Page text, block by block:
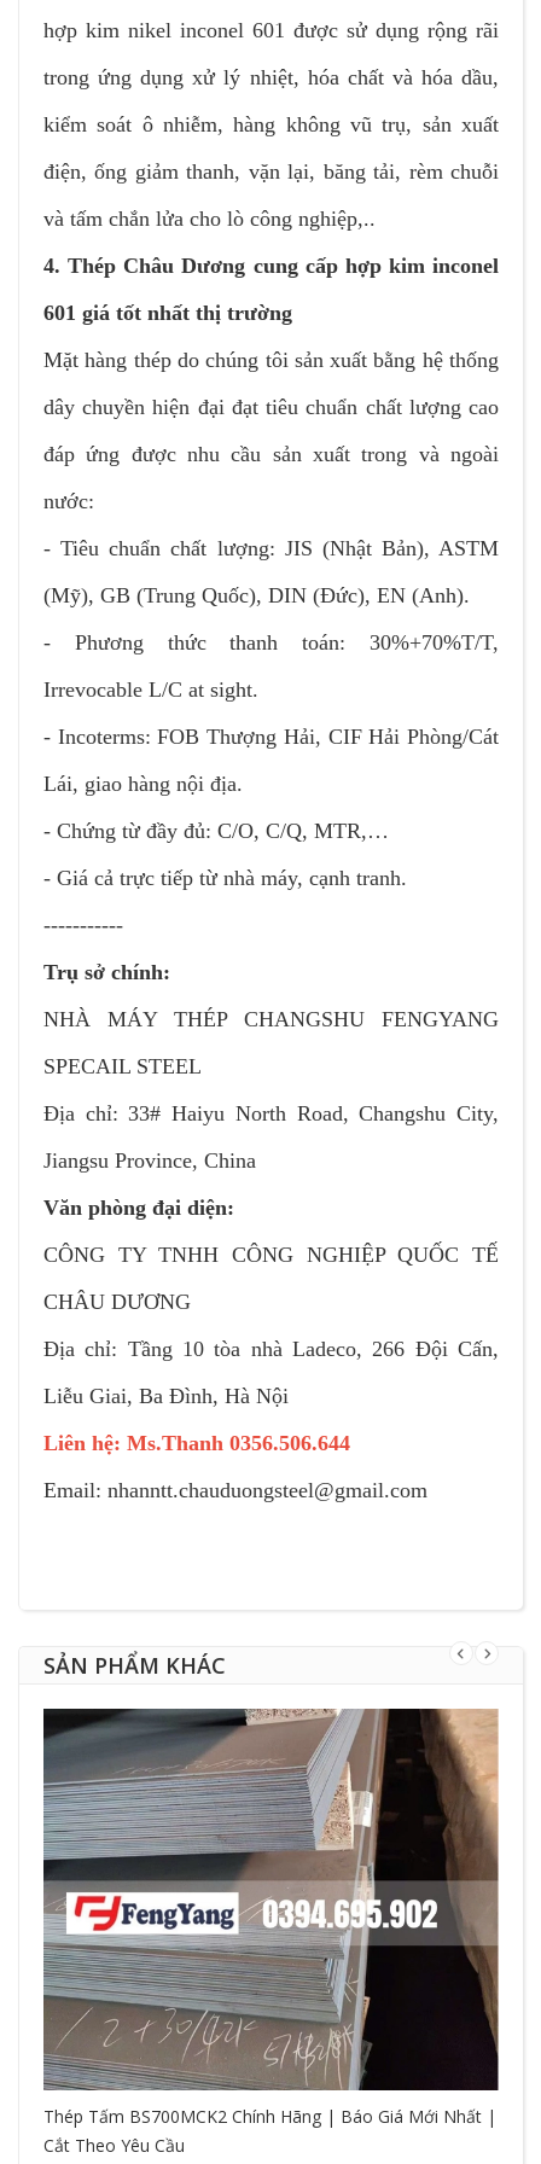
hợp kim nikel inconel 601 được sử dụng rộng rãi
trong ứng dụng xử lý nhiệt, hóa chất và hóa dầu,
kiểm soát ô nhiễm, hàng không vũ trụ, sản xuất
điện, ống giảm thanh, vặn lại, băng tải, rèm chuỗi
và tấm chắn lửa cho lò công nghiệp,..
4. Thép Châu Dương cung cấp hợp kim inconel
601 giá tốt nhất thị trường
Mặt hàng thép do chúng tôi sản xuất bằng hệ thống
dây chuyền hiện đại đạt tiêu chuẩn chất lượng cao
đáp ứng được nhu cầu sản xuất trong và ngoài
nước:
- Tiêu chuẩn chất lượng: JIS (Nhật Bản), ASTM
(Mỹ), GB (Trung Quốc), DIN (Đức), EN (Anh).
- Phương thức thanh toán: 30%+70%T/T,
Irrevocable L/C at sight.
- Incoterms: FOB Thượng Hải, CIF Hải Phòng/Cát
Lái, giao hàng nội địa.
- Chứng từ đầy đủ: C/O, C/Q, MTR,…
- Giá cả trực tiếp từ nhà máy, cạnh tranh.
-----------
Trụ sở chính:
NHÀ MÁY THÉP CHANGSHU FENGYANG
SPECAIL STEEL
Địa chỉ: 33# Haiyu North Road, Changshu City,
Jiangsu Province, China
Văn phòng đại diện:
CÔNG TY TNHH CÔNG NGHIỆP QUỐC TẾ
CHÂU DƯƠNG
Địa chỉ: Tầng 10 tòa nhà Ladeco, 266 Đội Cấn,
Liễu Giai, Ba Đình, Hà Nội
Liên hệ: Ms.Thanh 0356.506.644
Email: nhanntt.chauduongsteel@gmail.com
SẢN PHẨM KHÁC
Thép Tấm BS700MCK2 Chính Hãng | Báo Giá Mới Nhất |
Cắt Theo Yêu Cầu